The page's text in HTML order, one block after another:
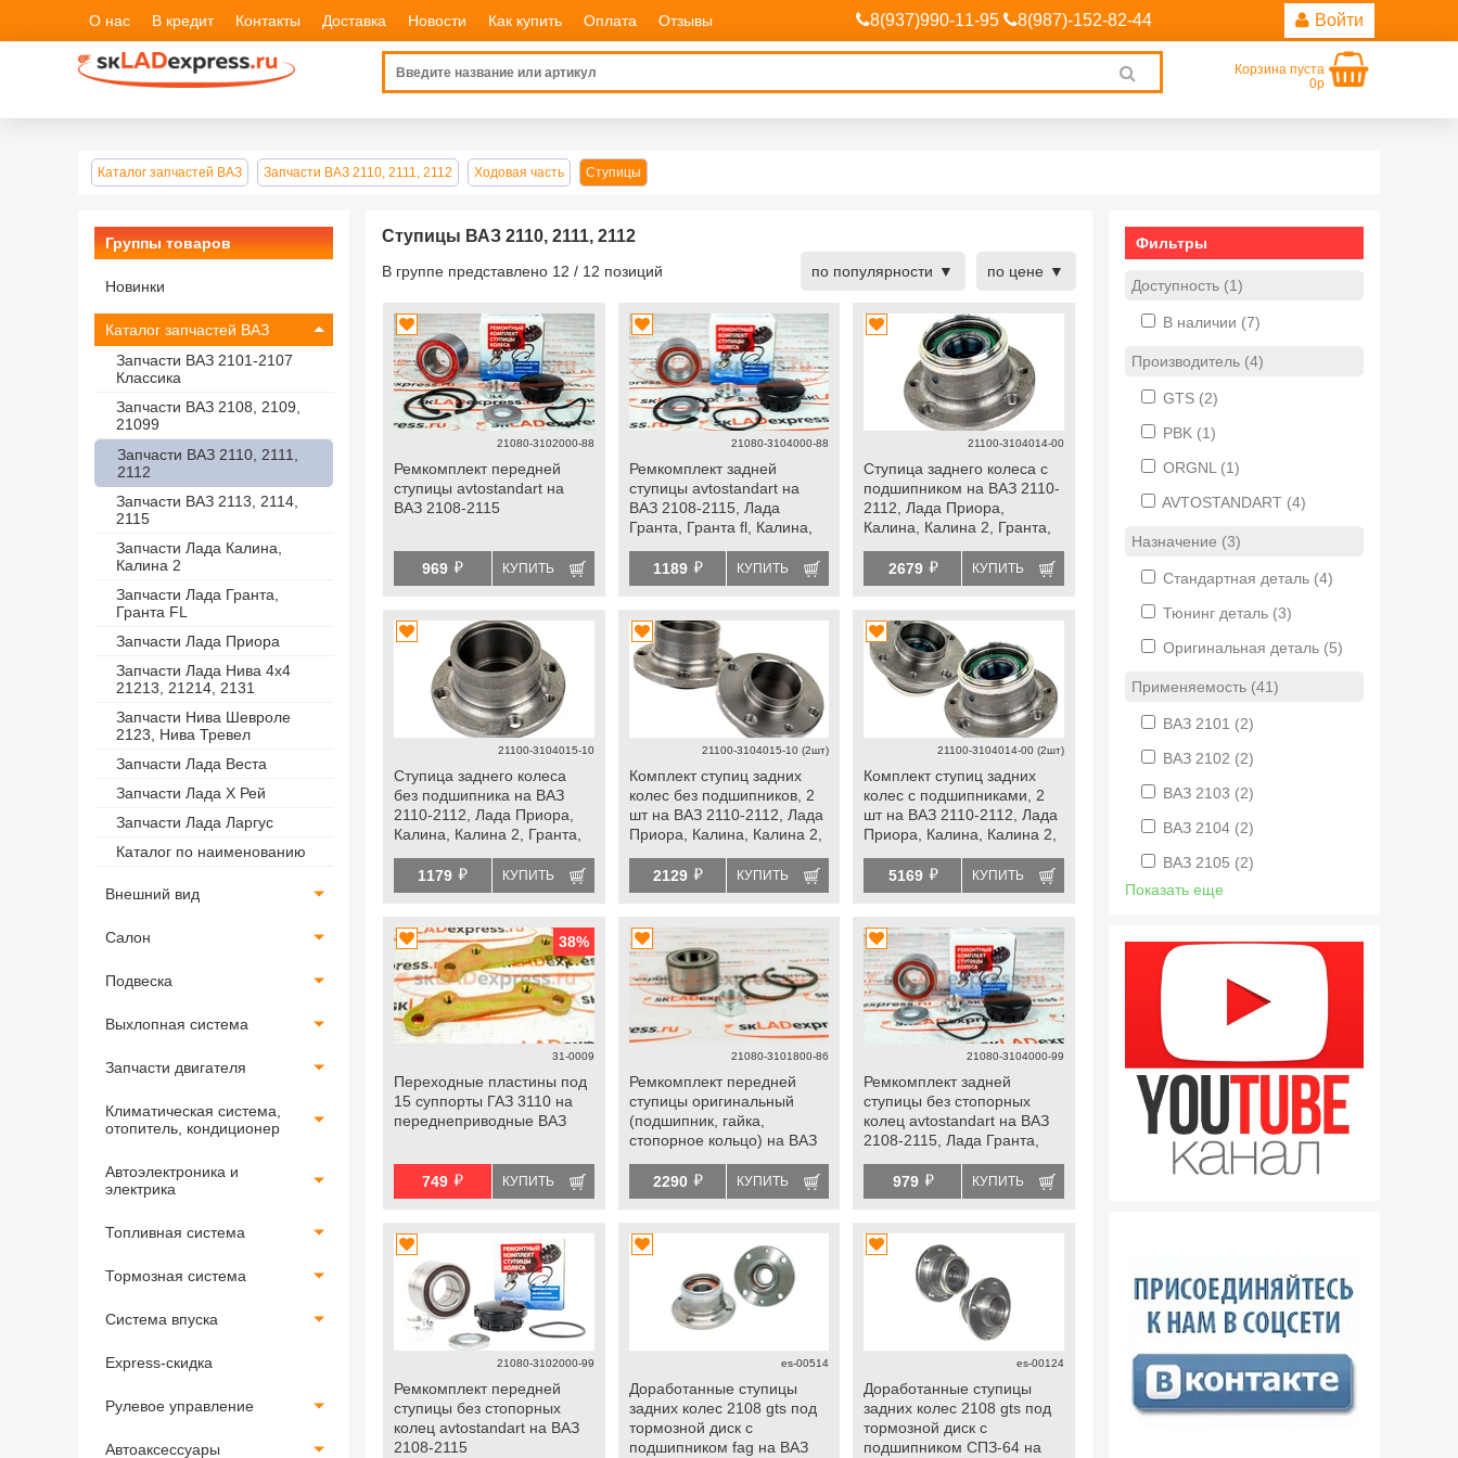
О нас В кредит Контакты Доставка Новости Как купить Оплата Отзывы 8(937)990-11-95 8(987)-152-82-44 Войти
search
Корзина пуста
0р
Каталог запчастей ВАЗ Запчасти ВАЗ 2110, 2111, 2112 Ходовая часть Ступицы
Группы товаров
Новинки
Каталог запчастей ВАЗ
Запчасти ВАЗ 2101-2107
Классика
Запчасти ВАЗ 2108, 2109,
21099
Запчасти ВАЗ 2110, 2111,
2112
Запчасти ВАЗ 2113, 2114,
2115
Запчасти Лада Калина,
Калина 2
Запчасти Лада Гранта,
Гранта FL
Запчасти Лада Приора
Запчасти Лада Нива 4х4
21213, 21214, 2131
Запчасти Нива Шевроле
2123, Нива Тревел
Запчасти Лада Веста
Запчасти Лада Х Рей
Запчасти Лада Ларгус
Каталог по наименованию
Внешний вид
Салон
Подвеска
Выхлопная система
Запчасти двигателя
Климатическая система,
отопитель, кондиционер
Автоэлектроника и
электрика
Топливная система
Тормозная система
Система впуска
Express-скидка
Рулевое управление
Автоаксессуары
Ступицы ВАЗ 2110, 2111, 2112
В группе представлено 12 / 12 позиций по популярности по цене
21080-3102000-88
Ремкомплект передней
ступицы avtostandart на
ВАЗ 2108-2115
969 й КУПИТЬ
21080-3104000-88
Ремкомплект задней
ступицы avtostandart на
ВАЗ 2108-2115, Лада
Гранта, Гранта fl, Калина,
передней ступицы Лада
Ока
1189 й КУПИТЬ
21100-3104014-00
Ступица заднего колеса с
подшипником на ВАЗ 2110-
2112, Лада Приора,
Калина, Калина 2, Гранта,
2679 й КУПИТЬ
21100-3104015-10
Ступица заднего колеса
без подшипника на ВАЗ
2110-2112, Лада Приора,
Калина, Калина 2, Гранта,
1179 й КУПИТЬ
21100-3104015-10 (2шт)
Комплект ступиц задних
колес без подшипников, 2
шт на ВАЗ 2110-2112, Лада
Приора, Калина, Калина 2,
2129 й КУПИТЬ
21100-3104014-00 (2шт)
Комплект ступиц задних
колес с подшипниками, 2
шт на ВАЗ 2110-2112, Лада
Приора, Калина, Калина 2,
5169 й КУПИТЬ
38%
31-0009
Переходные пластины под
15 суппорты ГАЗ 3110 на
переднеприводные ВАЗ
749 й КУПИТЬ
21080-3101800-86
Ремкомплект передней
ступицы оригинальный
(подшипник, гайка,
стопорное кольцо) на ВАЗ
2108-2115
2290 й КУПИТЬ
21080-3104000-99
Ремкомплект задней
ступицы без стопорных
колец avtostandart на ВАЗ
2108-2115, Лада Гранта,
Гранта fl, Калина, Калина 2,
Приора, datsun, передней
ступицы Лада Ока
979 й КУПИТЬ
21080-3102000-99
Ремкомплект передней
ступицы без стопорных
колец avtostandart на ВАЗ
2108-2115
es-00514
Доработанные ступицы
задних колес 2108 gts под
тормозной диск c
подшипником fag на ВАЗ
es-00124
Доработанные ступицы
задних колес 2108 gts под
тормозной диск c
подшипником СПЗ-64 на
Фильтры
Доступность (1)
В наличии (7)
Производитель (4)
GTS (2)
PBK (1)
ORGNL (1)
AVTOSTANDART (4)
Назначение (3)
Стандартная деталь (4)
Тюнинг деталь (3)
Оригинальная деталь (5)
Применяемость (41)
ВАЗ 2101 (2)
ВАЗ 2102 (2)
ВАЗ 2103 (2)
ВАЗ 2104 (2)
ВАЗ 2105 (2)
Показать еще